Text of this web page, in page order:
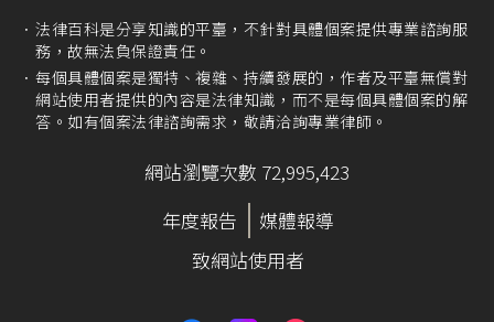
法律百科是分享知識的平臺，不針對具體個案提供專業諮詢服
務，故無法負保證責任。
每個具體個案是獨特、複雜、持續發展的，作者及平臺無償對
網站使用者提供的內容是法律知識，而不是每個具體個案的解
答。如有個案法律諮詢需求，敬請洽詢專業律師。
網站瀏覽次數 72,995,423
年度報告
媒體報導
致網站使用者